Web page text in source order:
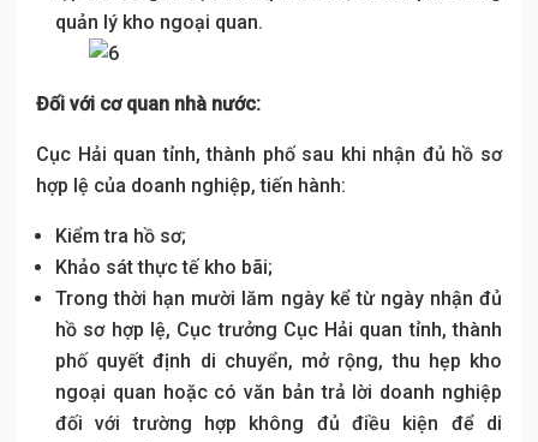
quản lý kho ngoại quan.
Đối với cơ quan nhà nước:
Cục Hải quan tỉnh, thành phố sau khi nhận đủ hồ sơ
hợp lệ của doanh nghiệp, tiến hành:
Kiểm tra hồ sơ;
Khảo sát thực tế kho bãi;
Trong thời hạn mười lăm ngày kể từ ngày nhận đủ
hồ sơ hợp lệ, Cục trưởng Cục Hải quan tỉnh, thành
phố quyết định di chuyển, mở rộng, thu hẹp kho
ngoại quan hoặc có văn bản trả lời doanh nghiệp
đối với trường hợp không đủ điều kiện để di